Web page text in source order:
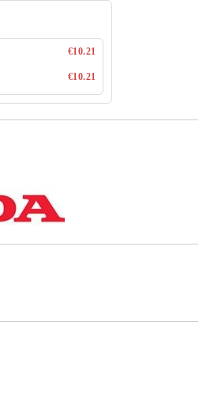
€10.21
€10.21